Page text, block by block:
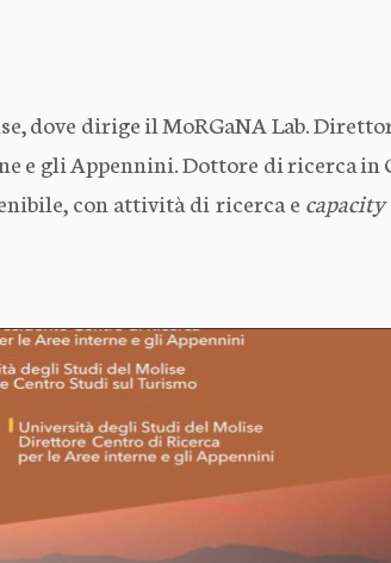
dove dirige il MoRGaNA Lab.
e gli Appennini. Dottore di ricerca in
con attività di ricerca e